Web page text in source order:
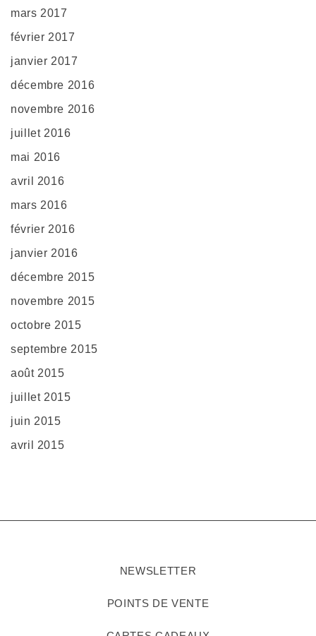
mars 2017
février 2017
janvier 2017
décembre 2016
novembre 2016
juillet 2016
mai 2016
avril 2016
mars 2016
février 2016
janvier 2016
décembre 2015
novembre 2015
octobre 2015
septembre 2015
août 2015
juillet 2015
juin 2015
avril 2015
NEWSLETTER
POINTS DE VENTE